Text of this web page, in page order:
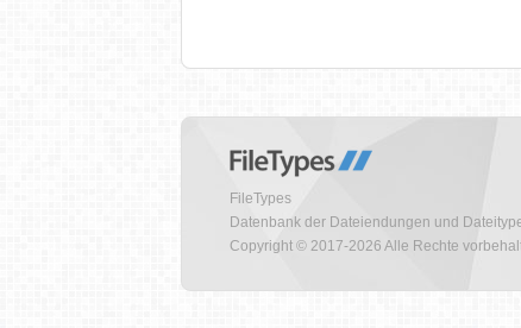
FileTypes
Datenbank der Dateiendungen und
Copyright © 2017-2026 Alle Rechte